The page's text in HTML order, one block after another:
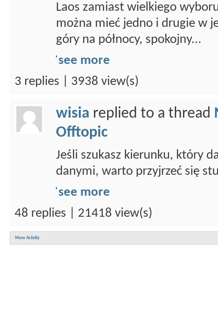
Laos zamiast wielkiego
można mieć jedno i drugie w
góry na północy, spokojny...
see more
3 replies | 3938 view(s)
wisia replied to a thread
Offtopic
Jeśli szukasz kierunku, który
danymi, warto przyjrzeć się
see more
48 replies | 21418 view(s)
More Activity